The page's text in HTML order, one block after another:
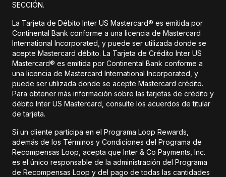
SECCIÓN.
La Tarjeta de Débito Inter US Mastercard® es emitida por
Continental Bank conforme a una licencia de Mastercard
International Incorporated, y puede ser utilizada donde se
acepte Mastercard débito. La Tarjeta de Crédito Inter US
Mastercard® es emitida por Continental Bank conforme a
una licencia de Mastercard International Incorporated, y
puede ser utilizada donde se acepte Mastercard crédito.
Para obtener más información sobre las tarjetas de crédito y
débito Inter US Mastercard, consulte los acuerdos de titular
de tarjeta.
Si un cliente participa en el Programa Loop Rewards,
además de los Términos y Condiciones del Programa de
Recompensas Loop, acepta que Inter & Co Payments, Inc.
es el único responsable de la administración del Programa
de Recompensas Loop y del pago de todas las cantidades